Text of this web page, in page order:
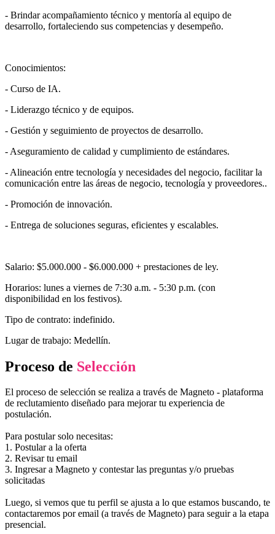
- Brindar acompañamiento técnico y mentoría al equipo de
desarrollo, fortaleciendo sus competencias y desempeño.
Conocimientos:
- Curso de IA.
- Liderazgo técnico y de equipos.
- Gestión y seguimiento de proyectos de desarrollo.
- Aseguramiento de calidad y cumplimiento de estándares.
- Alineación entre tecnología y necesidades del negocio, facilitar la
comunicación entre las áreas de negocio, tecnología y proveedores..
- Promoción de innovación.
- Entrega de soluciones seguras, eficientes y escalables.
Salario: $5.000.000 - $6.000.000 + prestaciones de ley.
Horarios: lunes a viernes de 7:30 a.m. - 5:30 p.m. (con
disponibilidad en los festivos).
Tipo de contrato: indefinido.
Lugar de trabajo: Medellín.
Proceso de Selección
El proceso de selección se realiza a través de Magneto - plataforma
de reclutamiento diseñado para mejorar tu experiencia de
postulación.
Para postular solo necesitas:
1. Postular a la oferta
2. Revisar tu email
3. Ingresar a Magneto y contestar las preguntas y/o pruebas
solicitadas
Luego, si vemos que tu perfil se ajusta a lo que estamos buscando, te
contactaremos por email (a través de Magneto) para seguir a la etapa
presencial.